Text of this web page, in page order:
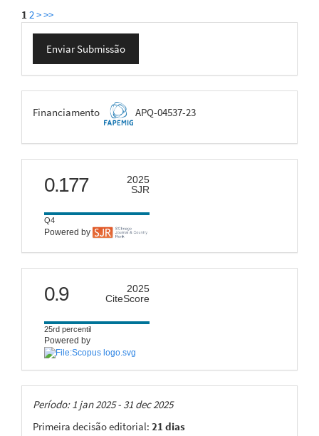
1 2>>>
Enviar
Submissão
Enviar Submissão
FAPEMIG
Financiamento APQ-04537-23
scimago
0.177
2025
SJR
Q4
Powered by
citescore
0.9
2025
CiteScore
25rd percentil
Powered by
Taxas
Período: 1 jan 2025 - 31 dec 2025
Primeira decisão editorial: 21 dias